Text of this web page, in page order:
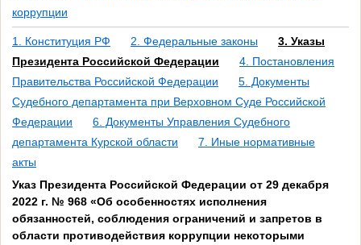
коррупции
1. Конституция РФ 2. Федеральные законы
3. Указы
Президента Российской Федерации
4. Постановления
Правительства Российской Федерации
5. Документы
Судебного департамента при Верховном Суде Российской
Федерации
6. Документы Управления Судебного
департамента Курской области
7. Иные нормативные
акты
Указ Президента Российской Федерации от 29 декабря
2022 г. № 968 «Об особенностях исполнения
обязанностей, соблюдения ограничений и запретов в
области противодействия коррупции некоторыми